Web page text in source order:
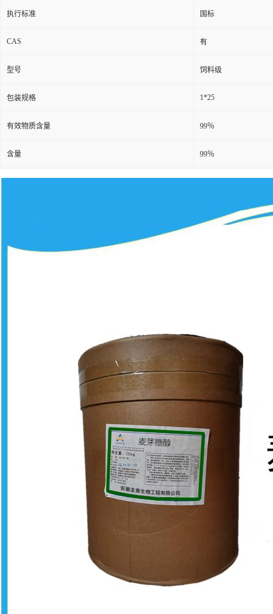
执行标准 国标
CAS 有
型号 饲料级
包装规格 1*25
有效物质含量 99％
含量 99％